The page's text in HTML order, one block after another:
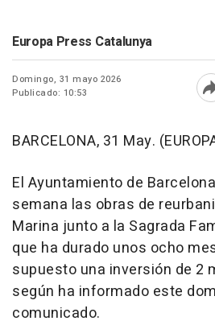
Europa Press Catalunya
Domingo, 31 mayo 2026
Publicado: 10:53
BARCELONA, 31 May.
El Ayuntamiento de
semana las obras de
Marina junto a la Sagrada
que ha durado unos ocho
supuesto una inversión de 2
según ha informado este
comunicado.